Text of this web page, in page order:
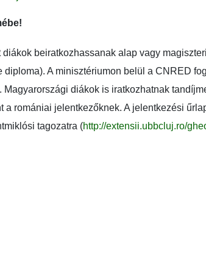
beiratkozhassanak alap vagy
diploma). A minisztériumon belül a CNRED
Magyarországi diákok is iratkozhatnak
a romániai jelentkezőknek. A jelentkezési
tagozatra (http://extensii.ubbcluj.ro/